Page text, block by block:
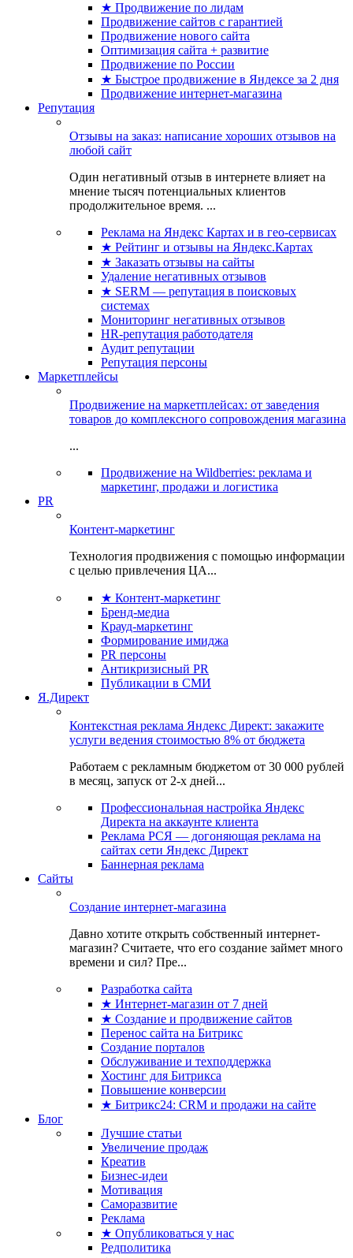
★ Продвижение по лидам
Продвижение сайтов с гарантией
Продвижение нового сайта
Оптимизация сайта + развитие
Продвижение по России
★ Быстрое продвижение в Яндексе за 2 дня
Продвижение интернет-магазина
Репутация
Отзывы на заказ: написание хороших отзывов на
любой сайт
Один негативный отзыв в интернете влияет на
мнение тысяч потенциальных клиентов
продолжительное время. ...
Реклама на Яндекс Картах и в гео-сервисах
★ Рейтинг и отзывы на Яндекс.Картах
★ Заказать отзывы на сайты
Удаление негативных отзывов
★ SERM — репутация в поисковых
системах
Мониторинг негативных отзывов
HR-репутация работодателя
Аудит репутации
Репутация персоны
Маркетплейсы
Продвижение на маркетплейсах: от заведения
товаров до комплексного сопровождения магазина
...
Продвижение на Wildberries: реклама и
маркетинг, продажи и логистика
PR
Контент-маркетинг
Технология продвижения с помощью информации
с целью привлечения ЦА...
★ Контент-маркетинг
Бренд-медиа
Крауд-маркетинг
Формирование имиджа
PR персоны
Антикризисный PR
Публикации в СМИ
Я.Директ
Контекстная реклама Яндекс Директ: закажите
услуги ведения стоимостью 8% от бюджета
Работаем с рекламным бюджетом от 30 000 рублей
в месяц, запуск от 2-х дней...
Профессиональная настройка Яндекс
Директа на аккаунте клиента
Реклама РСЯ — догоняющая реклама на
сайтах сети Яндекс Директ
Баннерная реклама
Сайты
Создание интернет-магазина
Давно хотите открыть собственный интернет-
магазин? Считаете, что его создание займет много
времени и сил? Пре...
Разработка сайта
★ Интернет-магазин от 7 дней
★ Создание и продвижение сайтов
Перенос сайта на Битрикс
Создание порталов
Обслуживание и техподдержка
Хостинг для Битрикса
Повышение конверсии
★ Битрикс24: CRM и продажи на сайте
Блог
Лучшие статьи
Увеличение продаж
Креатив
Бизнес-идеи
Мотивация
Саморазвитие
Реклама
★ Опубликоваться у нас
Редполитика